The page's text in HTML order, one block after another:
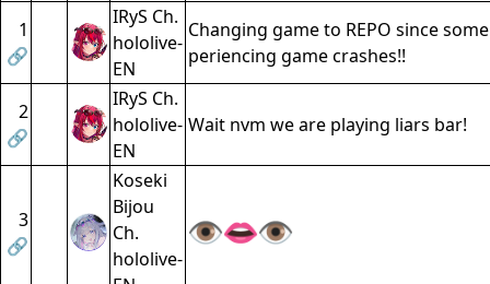
1
🔗
IRyS Ch.
hololive-
EN
Changing game to REPO since
periencing game crashes!!
2
🔗
IRyS Ch.
hololive-
EN
Wait nvm we are playing liars bar!
3
🔗
Koseki
Bijou
Ch.
hololive-